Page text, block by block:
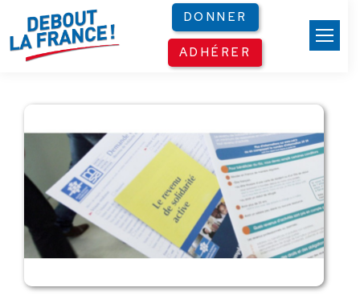
DONNER
ADHÉRER
Panneau de gestion des cookies